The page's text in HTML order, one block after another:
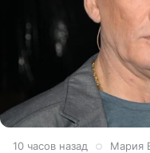
10 часов назад Мария